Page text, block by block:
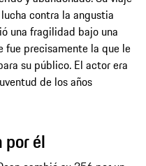
contra la angustia
una fragilidad bajo una
precisamente la que le
su público. El actor era
de los años
por él